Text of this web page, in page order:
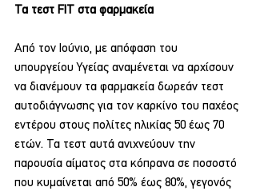
Τα τεστ FIT στα φαρμακεία
Από τον Ιούνιο, με απόφαση του
υπουργείου Υγείας αναμένεται να αρχίσουν
να διανέμουν τα φαρμακεία δωρεάν τεστ
αυτοδιάγνωσης για τον καρκίνο του παχέος
εντέρου στους πολίτες ηλικίας 50 έως 70
ετών. Τα τεστ αυτά ανιχνεύουν την
παρουσία αίματος στα κόπρανα σε ποσοστό
που κυμαίνεται από 50% έως 80%, γεγονός